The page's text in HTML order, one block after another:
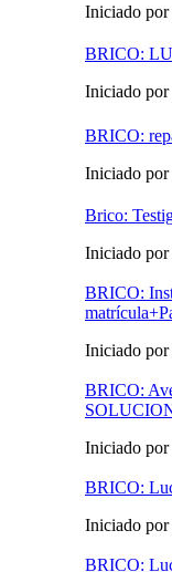
Iniciado
BRICO:
Iniciado por
BRICO:
Iniciado
Brico:
Iniciado por
BRICO:
Iniciado por
BRICO:
Iniciado
BRICO:
Iniciado por
BRICO: